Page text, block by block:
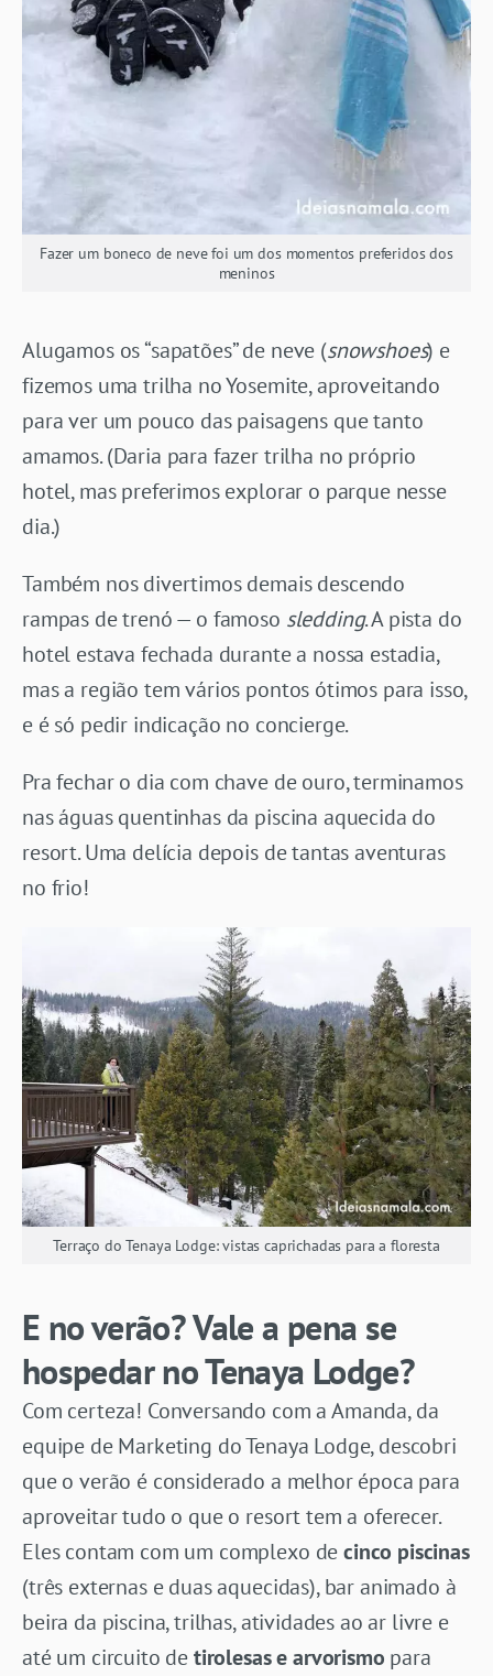
Fazer um boneco de neve foi um dos momentos preferidos dos
meninos
Alugamos os “sapatões” de neve (snowshoes) e
fizemos uma trilha no Yosemite, aproveitando
para ver um pouco das paisagens que tanto
amamos. (Daria para fazer trilha no próprio
hotel, mas preferimos explorar o parque nesse
dia.)
Também nos divertimos demais descendo
rampas de trenó — o famoso sledding. A pista do
hotel estava fechada durante a nossa estadia,
mas a região tem vários pontos ótimos para isso,
e é só pedir indicação no concierge.
Pra fechar o dia com chave de ouro, terminamos
nas águas quentinhas da piscina aquecida do
resort. Uma delícia depois de tantas aventuras
no frio!
Terraço do Tenaya Lodge: vistas caprichadas para a floresta
E no verão? Vale a pena se
hospedar no Tenaya Lodge?
Com certeza! Conversando com a Amanda, da
equipe de Marketing do Tenaya Lodge, descobri
que o verão é considerado a melhor época para
aproveitar tudo o que o resort tem a oferecer.
Eles contam com um complexo decinco piscinas
(três externas e duas aquecidas), bar animado à
beira da piscina, trilhas, atividades ao ar livre e
até um circuito detirolesas e arvorismo para